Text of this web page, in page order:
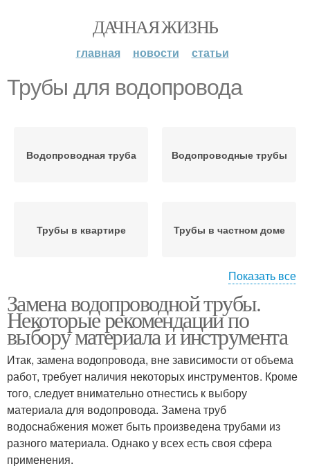
ДАЧНАЯ ЖИЗНЬ
главная новости статьи
Трубы для водопровода
Водопроводная труба Водопроводные трубы
Трубы в квартире Трубы в частном доме
трубы
Пластиковые трубы
Трубы под
полотенцесушитель
Трубы в старом
Трубы из пластика
Показать все
Замена водопроводной трубы.
Некоторые рекомендации по
выбору материала и инструмента
Итак, замена водопровода, вне зависимости от объема
работ, требует наличия некоторых инструментов. Кроме
того, следует внимательно отнестись к выбору
материала для водопровода. Замена труб
водоснабжения может быть произведена трубами из
разного материала. Однако у всех есть своя сфера
применения.